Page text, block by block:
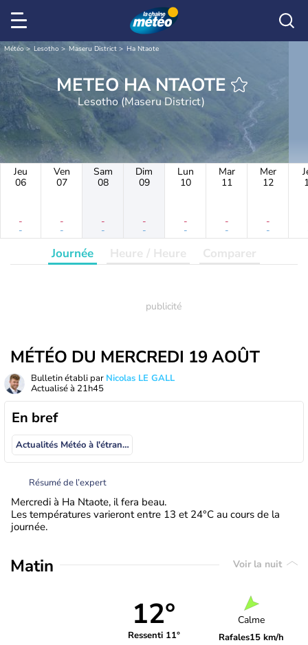
Météo Lesotho Maseru District Ha Ntaote
METEO HA NTAOTE
Lesotho (Maseru District)
Jeu
06
-
-
Ven
07
-
-
Sam
08
-
-
Dim
09
-
-
Lun
10
-
-
Mar
11
-
-
Mer
12
-
-
Journée Heure / Heure Comparer
MÉTÉO DU MERCREDI 19 AOÛT
Bulletin établi par Nicolas LE GALL
Actualisé à 21h45
En bref
Actualités Météo à l'étranger
Résumé de l’expert
Mercredi à Ha Ntaote, il fera beau.
Les températures varieront entre 13 et 24°C au cours de la
journée.
Matin Voir la nuit
12°
Ressenti 11°
Calme
Rafales15 km/h